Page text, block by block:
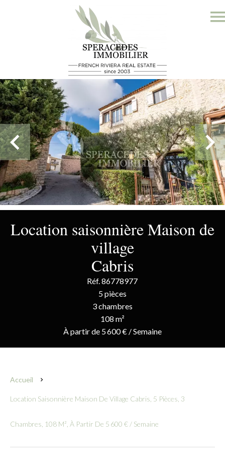
Location saisonnière Maison de
village
Cabris
Réf. 86778977
5 pièces
3 chambres
108 m²
À partir de 5 600 € / Semaine
Accueil
Location Saisonnière Maison De Village Cabris, 5 Pièces, 3
Chambres, 108 M², À Partir De 5 600 € / Semaine